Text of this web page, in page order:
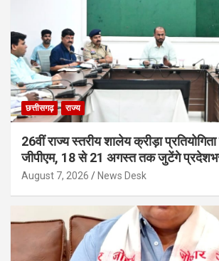
छत्तीसगढ़ राज्य
26वीं राज्य स्तरीय शालेय क्रीड़ा
जीपीएम, 18 से 21 अगस्त तक जुटेंगे
August 7, 2026 News Desk